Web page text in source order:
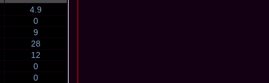
4.9
0
9
28
12
0
0